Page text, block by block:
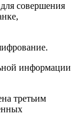
совершения
информации
третьим